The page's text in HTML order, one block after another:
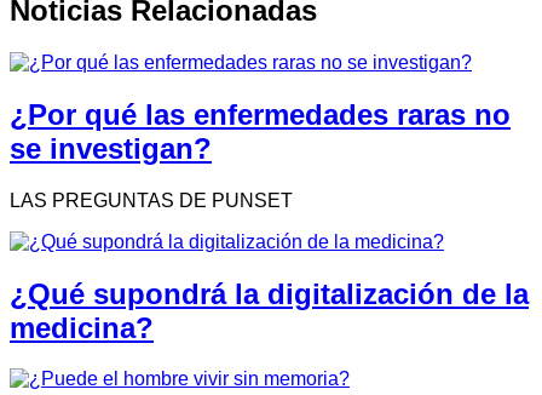
Noticias Relacionadas
¿Por qué las enfermedades raras no
se investigan?
LAS PREGUNTAS DE PUNSET
¿Qué supondrá la digitalización de la
medicina?